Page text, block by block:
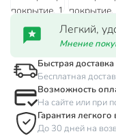
Легкий,
Мнение
Быстрая доставка
Бесплатная
Возможность
На сайте или при
Гарантия легкого
До 30 дней на